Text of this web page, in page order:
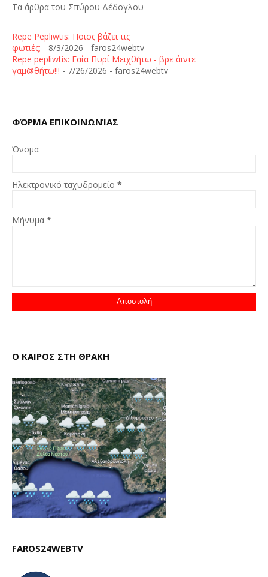
Τα άρθρα του Σπύρου Δέδογλου
Repe Pepliwtis: Ποιος βάζει τις
φωτιές; - 8/3/2026 - faros24webtv
Repe pepliwtis: Γαία Πυρί Μειχθήτω - βρε άιντε
γαμ@θήτω!!! - 7/26/2026 - faros24webtv
ΦΌΡΜΑ ΕΠΙΚΟΙΝΩΝΊΑΣ
Όνομα
Ηλεκτρονικό ταχυδρομείο *
Μήνυμα *
Ο ΚΑΙΡΟΣ ΣΤΗ ΘΡΑΚΗ
FAROS24WEBTV